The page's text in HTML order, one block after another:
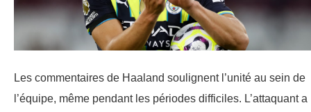
Les commentaires de Haaland soulignent l’unité au sein de
l’équipe, même pendant les périodes difficiles. L’attaquant a